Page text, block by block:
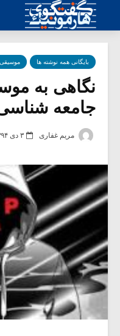
بایگانی همه نوشته ها
نگاهی به
جامعه شناسی
مریم غفاری ۳ دی ۱۳۹۴